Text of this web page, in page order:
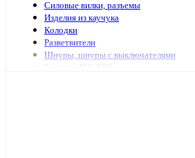
Силовые вилки, разъемы
Изделия из каучука
Колодки
Разветвители
Шнуры, шнуры с выключателями
Разъемы РШ-ВШ